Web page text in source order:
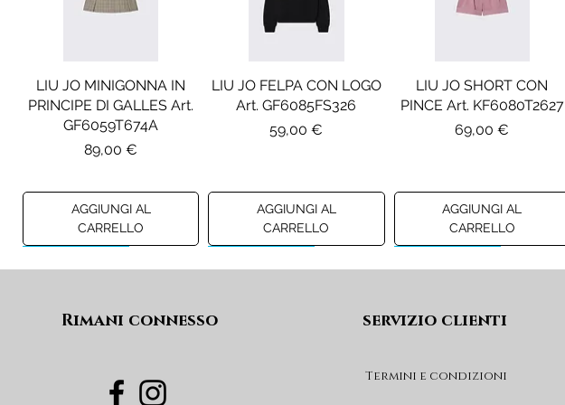
LIU JO MINIGONNA IN
PRINCIPE DI GALLES Art.
GF6059T674A
Prezzo
89,00 €
AGGIUNGI AL
CARRELLO
LIU JO FELPA CON LOGO
Art. GF6085FS326
Prezzo
59,00 €
AGGIUNGI AL
CARRELLO
LIU JO SHORT CON
PINCE Art. KF6080T2627
Prezzo
69,00 €
AGGIUNGI AL
CARRELLO
Rimani connesso servizio clienti
Termini e condizioni